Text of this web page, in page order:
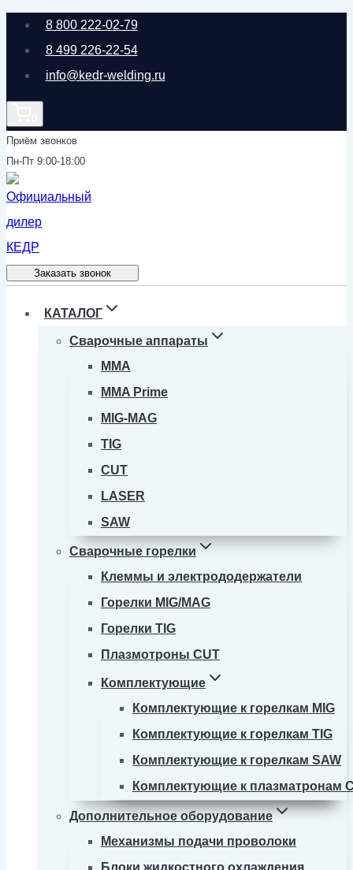
Перейти
содержимому
8 800 222-02-79
8 499 226-22-54
info@kedr-welding.ru
Приём звонков
Пн-Пт 9:00-18:00
Заказать звонок
КАТАЛОГ
Сварочные аппараты
MMA
MMA Prime
MIG-MAG
TIG
CUT
LASER
SAW
Сварочные горелки
Клеммы и электрододержатели
Горелки MIG/MAG
Горелки TIG
Плазмотроны CUT
Комплектующие
Комплектующие к горелкам MIG
Комплектующие к горелкам TIG
Комплектующие к горелкам SAW
Комплектующие к плазматронам
Дополнительное оборудование
Механизмы подачи проволоки
Блоки жидкостного охлаждения